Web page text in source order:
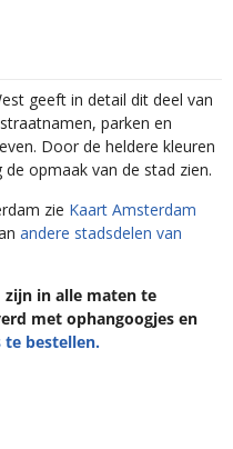
geeft in detail dit deel van
parken en
Door de heldere kleuren
opmaak van de stad zien.
zie Kaart Amsterdam
andere stadsdelen van
in alle maten te
met ophangoogjes en
bestellen.